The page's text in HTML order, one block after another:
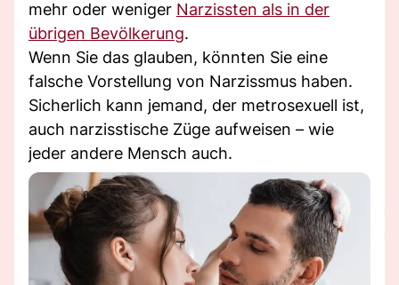
mehr oder weniger Narzissten als in der
übrigen Bevölkerung.
Wenn Sie das glauben, könnten Sie eine
falsche Vorstellung von Narzissmus haben.
Sicherlich kann jemand, der metrosexuell ist,
auch narzisstische Züge aufweisen – wie
jeder andere Mensch auch.